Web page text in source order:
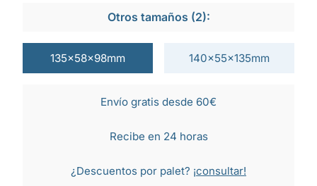
Otros tamaños (2):
135x58x98mm 140x55x135mm
Envío gratis desde 60€
Recibe en 24 horas
¿Descuentos por palet? ¡consultar!